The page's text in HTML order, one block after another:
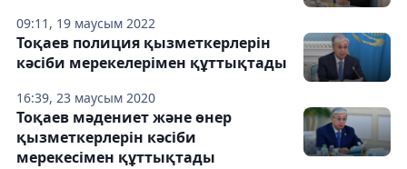
09:11, 19 маусым 2022
16:39, 23 маусым 2020
Тоқаев полиция қызметкерлерін
кәсіби мерекелерімен құттықтады
Тоқаев мәдениет және өнер
қызметкерлерін кәсіби
мерекесімен құттықтады